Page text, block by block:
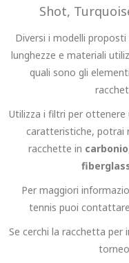
Shot,
Diversi i modelli
lunghezze e materiali
quali sono gli
Utilizza i filtri per ottenere
caratteristiche, potrai
racchette in carbonio
Per maggiori
tennis puoi
Se cerchi la racchetta per